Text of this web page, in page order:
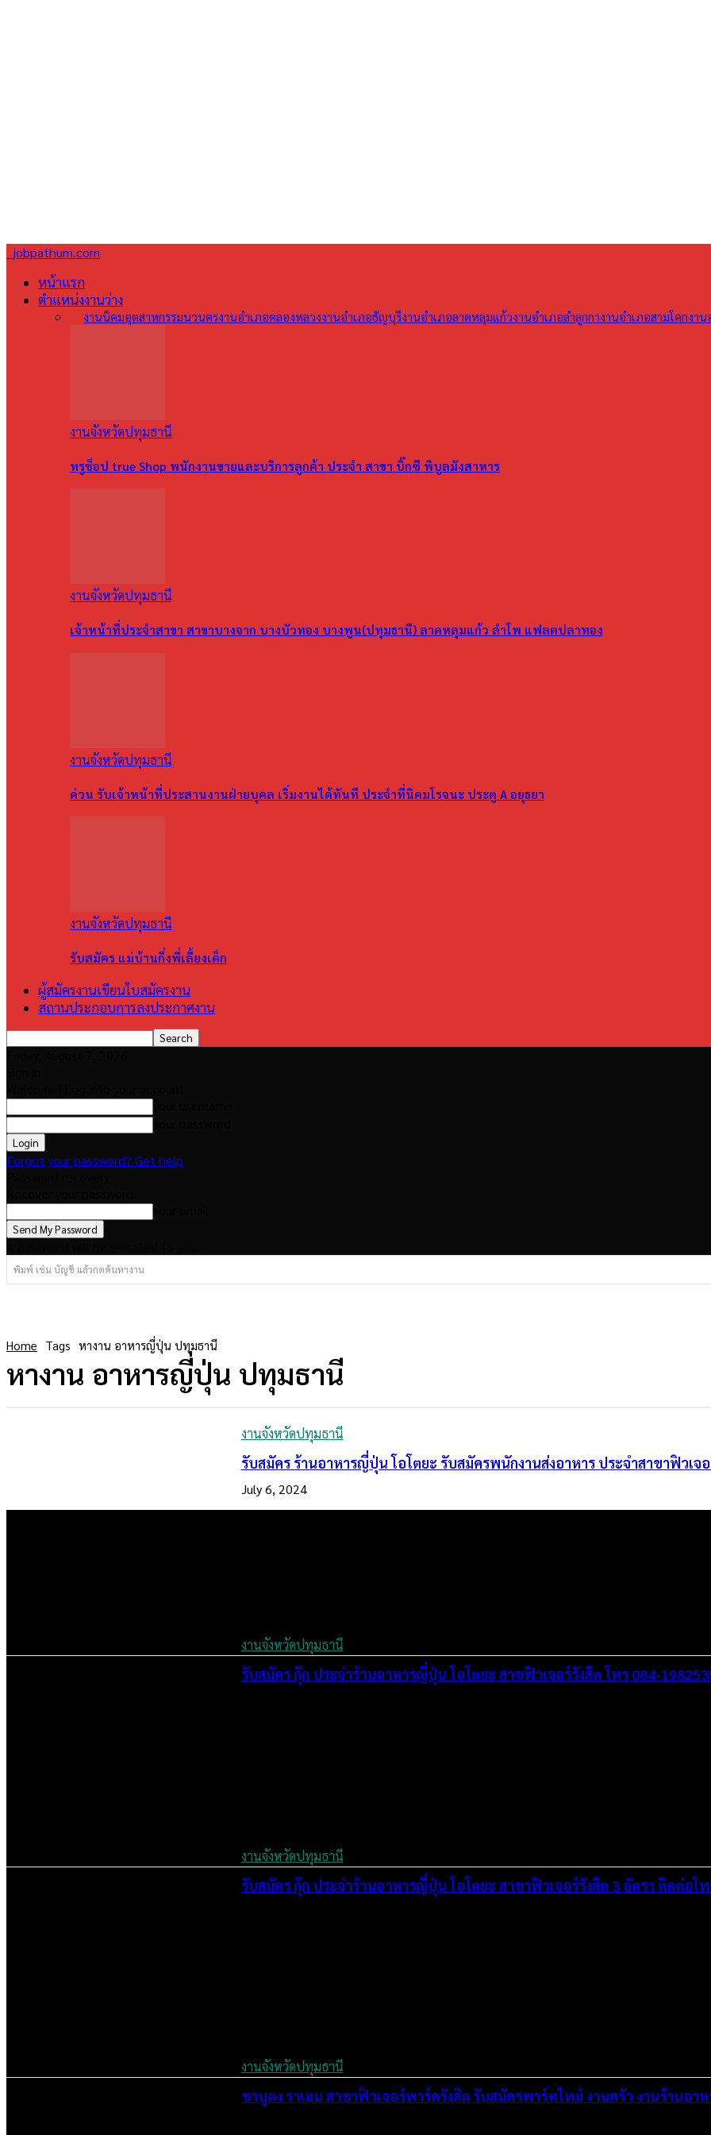
jobpathum.com
หน้าแรก
ตำแหน่งงานว่าง
งานนิคมอุตสาหกรรมนวนครงานอำเภอคลองหลวงงานอำเภอธัญบุรีงานอำเภอลาดหลุมแก้วงานอำเภอลำลูกกางานอำเภอสามโคกงาน
งานจังหวัดปทุมธานี
ทรูช็อป true Shop พนักงานขายและบริการลูกค้า ประจำ สาขา บิ๊กซี พิบูลมังสาหาร
งานจังหวัดปทุมธานี
เจ้าหน้าที่ประจำสาขา สาขาบางจาก บางบัวทอง บางพูน(ปทุมธานี) ลาดหลุมแก้ว ลำโพ แฟลตปลาทอง
งานจังหวัดปทุมธานี
ด่วน รับเจ้าหน้าที่ประสานงานฝ่ายบุคล เริ่มงานได้ทันที ประจำที่นิคมโรจนะ ประตู A อยุธยา
งานจังหวัดปทุมธานี
รับสมัคร แม่บ้านกึ่งพี่เลี้ยงเด็ก
ผู้สมัครงานเขียนใบสมัครงาน
สถานประกอบการลงประกาศงาน
Forgot your password? Get help
พิมพ์ เช่น บัญชี แล้วกดค้นหางาน
Home Tags หางาน อาหารญี่ปุ่น ปทุมธานี
หางาน อาหารญี่ปุ่น ปทุมธานี
งานจังหวัดปทุมธานี
รับสมัคร ร้านอาหารญี่ปุ่น โอโตยะ รับสมัครพนักงานส่งอาหาร ประจำสาขาฟิวเจอ
July 6, 2024
งานจังหวัดปทุมธานี
รับสมัคร กุ๊ก ประจำร้านอาหารญี่ปุ่น โอโตยะ สาขฟิวเจอร์รังสิต โทร 084-
งานจังหวัดปทุมธานี
รับสมัคร กุ๊ก ประจำร้านอาหารญี่ปุ่น โอโตยะ สาขาฟิวเจอร์รังสิต 3 อัตรา ติดต่อโ
งานจังหวัดปทุมธานี
ชาบูตง ราเมน สาขาฟิวเจอร์พาร์ครังสิต รับสมัครพาร์ทไทม์ งานครัว งานร้านอา